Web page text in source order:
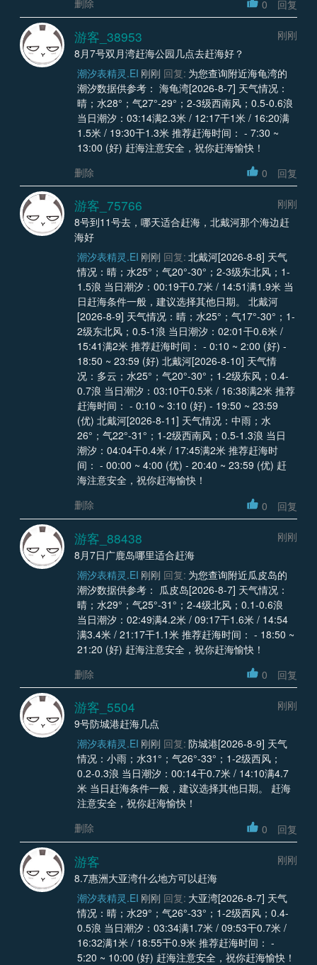
删除 0 回复
游客_38953
刚刚
8月7号双月湾赶海公园几点去赶海好？
潮汐表精灵.EI 刚刚 回复: 为您查询附近海龟湾的
潮汐数据供参考： 海龟湾[2026-8-7] 天气情况：
晴；水28°；气27°-29°；2-3级西南风；0.5-0.6浪
当日潮汐：03:14满2.3米 / 12:17干1米 / 16:20满
1.5米 / 19:30干1.3米 推荐赶海时间： - 7:30 ~
13:00 (好) 赶海注意安全，祝你赶海愉快！
删除
0 回复
游客_75766
刚刚
8号到11号去，哪天适合赶海，北戴河那个海边赶
海好
潮汐表精灵.EI 刚刚 回复: 北戴河[2026-8-8] 天气
情况：晴；水25°；气20°-30°；2-3级东北风；1-
1.5浪 当日潮汐：00:19干0.7米 / 14:51满1.9米 当
日赶海条件一般，建议选择其他日期。 北戴河
[2026-8-9] 天气情况：晴；水25°；气17°-30°；1-
2级东北风；0.5-1浪 当日潮汐：02:01干0.6米 /
15:41满2米 推荐赶海时间： - 0:10 ~ 2:00 (好) -
18:50 ~ 23:59 (好) 北戴河[2026-8-10] 天气情
况：多云；水25°；气20°-30°；1-2级东风；0.4-
0.7浪 当日潮汐：03:10干0.5米 / 16:38满2米 推荐
赶海时间： - 0:10 ~ 3:10 (好) - 19:50 ~ 23:59
(优) 北戴河[2026-8-11] 天气情况：中雨；水
26°；气22°-31°；1-2级西南风；0.5-1.3浪 当日
潮汐：04:04干0.4米 / 17:45满2米 推荐赶海时
间： - 00:00 ~ 4:00 (优) - 20:40 ~ 23:59 (优) 赶
海注意安全，祝你赶海愉快！
删除
0 回复
游客_88438
刚刚
8月7日广鹿岛哪里适合赶海
潮汐表精灵.EI 刚刚 回复: 为您查询附近瓜皮岛的
潮汐数据供参考： 瓜皮岛[2026-8-7] 天气情况：
晴；水29°；气25°-31°；2-4级北风；0.1-0.6浪
当日潮汐：02:49满4.2米 / 09:17干1.6米 / 14:54
满3.4米 / 21:17干1.1米 推荐赶海时间： - 18:50 ~
21:20 (好) 赶海注意安全，祝你赶海愉快！
删除
0 回复
游客_5504
刚刚
9号防城港赶海几点
潮汐表精灵.EI 刚刚 回复: 防城港[2026-8-9] 天气
情况：小雨；水31°；气26°-33°；1-2级西风；
0.2-0.3浪 当日潮汐：00:14干0.7米 / 14:10满4.7
米 当日赶海条件一般，建议选择其他日期。 赶海
注意安全，祝你赶海愉快！
删除
0 回复
游客
刚刚
8.7惠洲大亚湾什么地方可以赶海
潮汐表精灵.EI 刚刚 回复: 大亚湾[2026-8-7] 天气
情况：晴；水29°；气26°-33°；1-2级西风；0.4-
0.5浪 当日潮汐：03:34满1.7米 / 09:53干0.7米 /
16:32满1米 / 18:55干0.9米 推荐赶海时间： -
5:20 ~ 10:00 (好) 赶海注意安全，祝你赶海愉快！